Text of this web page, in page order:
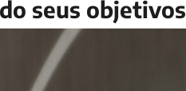
seus objetivos